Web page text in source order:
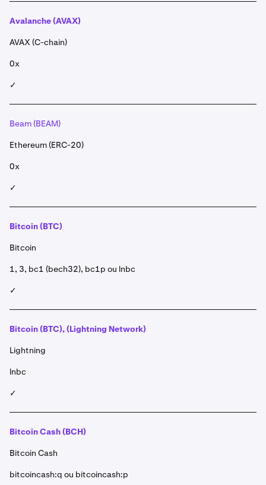
Avalanche (AVAX)
AVAX (C-chain)
0x
✓
Beam (BEAM)
Ethereum (ERC-20)
0x
✓
Bitcoin (BTC)
Bitcoin
1, 3, bc1 (bech32), bc1p ou lnbc
✓
Bitcoin (BTC), (Lightning Network)
Lightning
lnbc
✓
Bitcoin Cash (BCH)
Bitcoin Cash
bitcoincash:q ou bitcoincash:p